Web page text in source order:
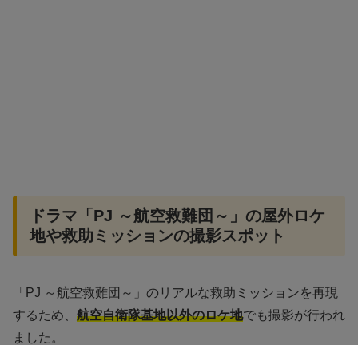
ドラマ「PJ ～航空救難団～」の屋外ロケ
地や救助ミッションの撮影スポット
「PJ ～航空救難団～」のリアルな救助ミッションを再現
するため、 航空自衛隊基地以外のロケ地でも撮影が行われ
ました。